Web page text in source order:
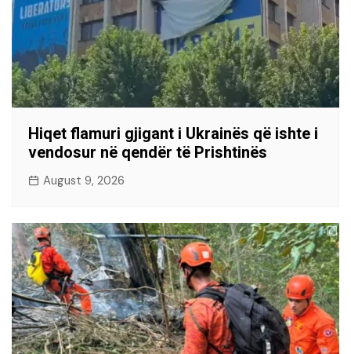
Hiqet flamuri gjigant i Ukrainës që ishte i
vendosur në qendër të Prishtinës
August 9, 2026